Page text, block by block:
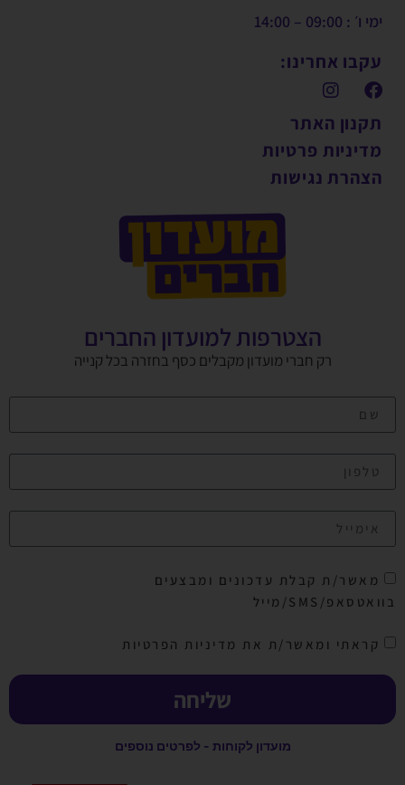
ימי ו׳ : 09:00 – 14:00
עקבו אחרינו:
תקנון האתר
מדיניות פרטיות
הצהרת נגישות
הצטרפות למועדון החברים
רק חברי מועדון מקבלים כסף בחזרה בכל קנייה
מאשר/ת קבלת עדכונים ומבצעים
בוואטסאפ/SMS/מייל
קראתי ומאשר/ת את מדיניות הפרטיות
שליחה
מועדון לקוחות - לפרטים נוספים